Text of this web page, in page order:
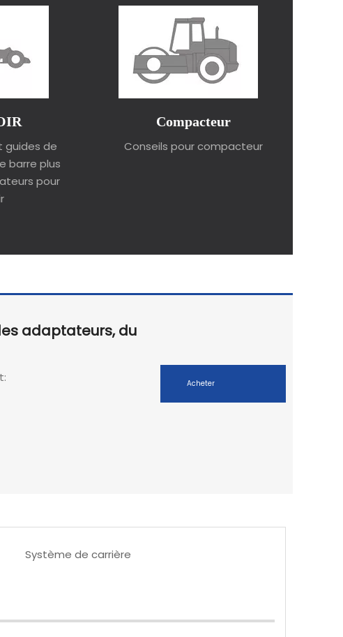
guides de
barre plus
pour
Compacteur
Conseils pour compacteur
adaptateurs, du
Acheter
Système de carrière